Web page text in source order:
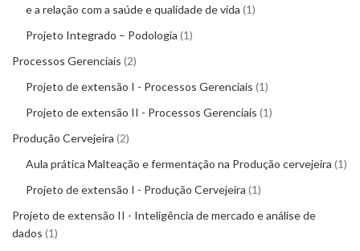
e a relação com a saúde e qualidade de vida 1
Projeto Integrado – Podologia 1
Processos Gerenciais 2
Projeto de extensão I - Processos Gerenciais 1
Projeto de extensão II - Processos Gerenciais 1
Produção Cervejeira 2
Aula prática Malteação e fermentação na Produção cervejeira 1
Projeto de extensão I - Produção Cervejeira 1
Projeto de extensão II - Inteligência de mercado e análise de
dados 1